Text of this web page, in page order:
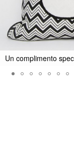
Un complimento